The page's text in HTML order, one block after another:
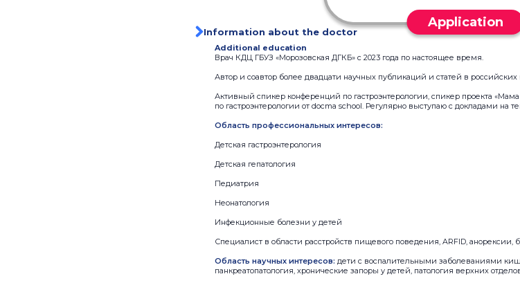
Application
Information about the doctor
Additional education
Врач КДЦ ГБУЗ «Морозовская ДГКБ» с 2023 года по настоящее время.
Автор и соавтор более двадцати научных публикаций и статей в
Активный спикер конференций по гастроэнтерологии, спикер проекта
по гастроэнтерологии от docma school. Регулярно выступаю с докладами
Область профессиональных интересов:
Детская гастроэнтерология
Детская гепатология
Педиатрия
Неонатология
Инфекционные болезни у детей
Специалист в области расстройств пищевого поведения, ARFID,
Область научных интересов: дети с воспалительными заболеваниями
панкреатопатология, хронические запоры у детей, патология верхних